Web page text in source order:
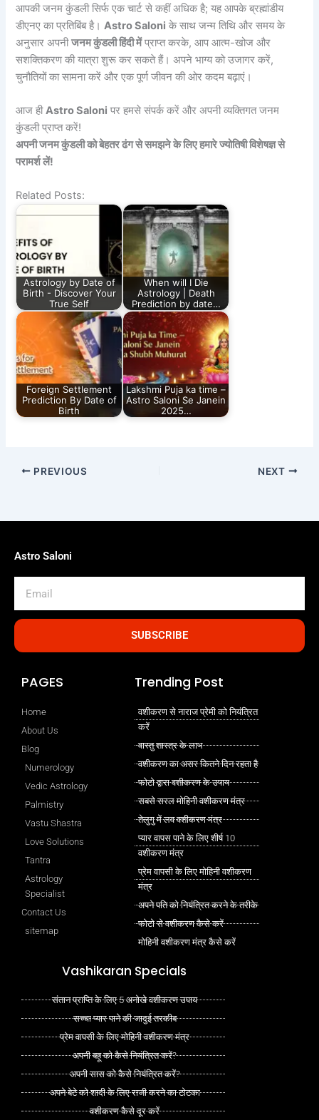
आपकी जनम कुंडली सिर्फ एक चार्ट से कहीं अधिक है; यह आपके ब्रह्मांडीय
डीएनए का प्रतिबिंब है।Astro Saloni के साथ जन्म तिथि और समय के
अनुसार अपनीजनम कुंडली हिंदी मेंप्राप्त करके, आप आत्म-खोज और
सशक्तिकरण की यात्रा शुरू कर सकते हैं। अपने भाग्य को उजागर करें,
चुनौतियों का सामना करें और एक पूर्ण जीवन की ओर कदम बढ़ाएं।
आज हीAstro Saloni पर हमसे संपर्क करें और अपनी व्यक्तिगत जनम
कुंडली प्राप्त करें!
अपनी जनम कुंडली को बेहतर ढंग से समझने के लिए हमारे ज्योतिषी विशेषज्ञ से
परामर्श लें!
Related Posts:
Astrology by Date of
Birth - Discover Your
True Self
When will I Die
Astrology | Death
Prediction by date…
Foreign Settlement
Prediction By Date of
Birth
Lakshmi Puja ka time –
Astro Saloni Se Janein
2025…
PREVIOUS NEXT
Astro Saloni
SUBSCRIBE
PAGES
Home
About Us
Blog
Numerology
Vedic Astrology
Palmistry
Vastu Shastra
Love Solutions
Tantra
Astrology
Specialist
Contact Us
sitemap
Trending Post
वशीकरण से नाराज प्रेमी को नियंत्रित
करें
वास्तु शास्त्र के लाभ
वशीकरण का असर कितने दिन रहता है
फोटो द्वारा वशीकरण के उपाय
सबसे सरल मोहिनी वशीकरण मंत्र
तेलुगु में लव वशीकरण मंत्र
प्यार वापस पाने के लिए शीर्ष 10
वशीकरण मंत्र
प्रेम वापसी के लिए मोहिनी वशीकरण
मंत्र
अपने पति को नियंत्रित करने के तरीके
फोटो से वशीकरण कैसे करें
मोहिनी वशीकरण मंत्र कैसे करें
Vashikaran Specials
संतान प्राप्ति के लिए 5 अनोखे वशीकरण उपाय
सच्चा प्यार पाने की जादुई तरकीब
प्रेम वापसी के लिए मोहिनी वशीकरण मंत्र
अपनी बहू को कैसे नियंत्रित करें?
अपनी सास को कैसे नियंत्रित करें?
अपने बेटे को शादी के लिए राजी करने का टोटका
वशीकरण कैसे दूर करें